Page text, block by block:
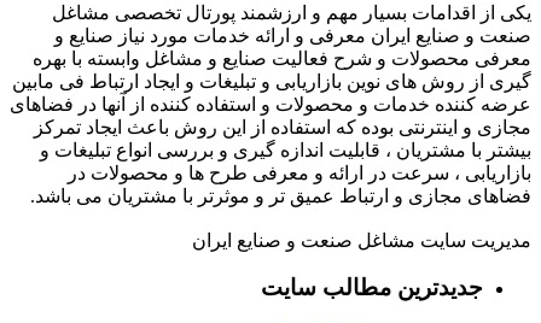
یکی از اقدامات بسیار مهم و ارزشمند پورتال تخصصی مشاغل
صنعت و صنایع ایران معرفی و ارائه خدمات مورد نیاز صنایع و
معرفی محصولات و شرح فعالیت صنایع و مشاغل وابسته با بهره
گیری از روش های نوین بازاریابی و تبلیغات و ایجاد ارتباط فی مابین
عرضه کننده خدمات و محصولات و استفاده کننده از آنها در فضاهای
مجازی و اینترنتی بوده که استفاده از این روش باعث ایجاد تمرکز
بیشتر با مشتریان ، قابلیت اندازه گیری و بررسی انواع تبلیغات و
بازاریابی ، سرعت در ارائه و معرفی طرح ها و محصولات در
فضاهای مجازی و ارتباط عمیق تر و موثرتر با مشتریان می باشد.
مدیریت سایت مشاغل صنعت و صنایع ایران
جدیدترین مطالب سایت